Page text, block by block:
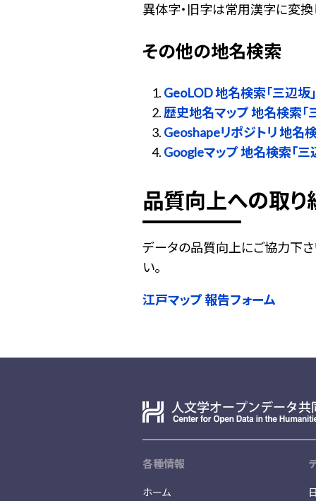
異体字・旧字は常用漢字に変
その他の地名検索
GeoLOD 地名検索「三辺坂」
歴史地名マップ 地名検索「
Geoshapeリポジトリ 地名
Googleマップ 地名検索「三
品質向上への取り
データの品質向上にご協力下
い。
江戸マップ 報告フォーム
各種情報
ホーム